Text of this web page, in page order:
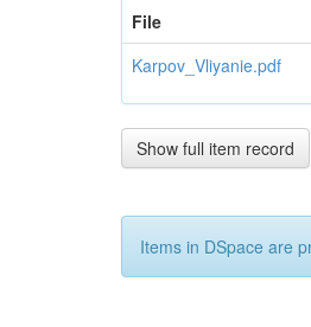
File
Karpov_Vliyanie.pdf
Show full item record
Items in DSpace are